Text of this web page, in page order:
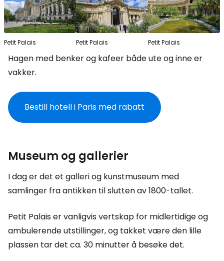
Petit Palais Petit Palais Petit Palais
Hagen med benker og kafeer både ute og inne er
vakker.
Bestill hotell i Paris med rabatt
Museum og gallerier
I dag er det et galleri og kunstmuseum med
samlinger fra antikken til slutten av 1800-tallet.
Petit Palais er vanligvis vertskap for midlertidige og
ambulerende utstillinger, og takket være den lille
plassen tar det ca. 30 minutter å besøke det.